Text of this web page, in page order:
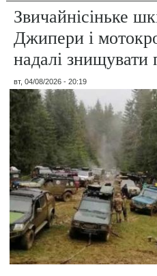
Звичайнісіньке
Джипери і
надалі
вт, 04/08/2026 - 20:19